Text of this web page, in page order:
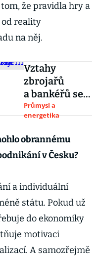
že pravidla hry a
od reality
na něj.
Vztahy
zbrojařů
a bankéřů se
zlepšují. Firmy
volají po
jasném zadání
od státu, jak
a co mají
Průmysl a
energetika
obrannému
v Česku?
a individuální
státu. Pokud už
do ekonomiky
motivaci
A samozřejmě